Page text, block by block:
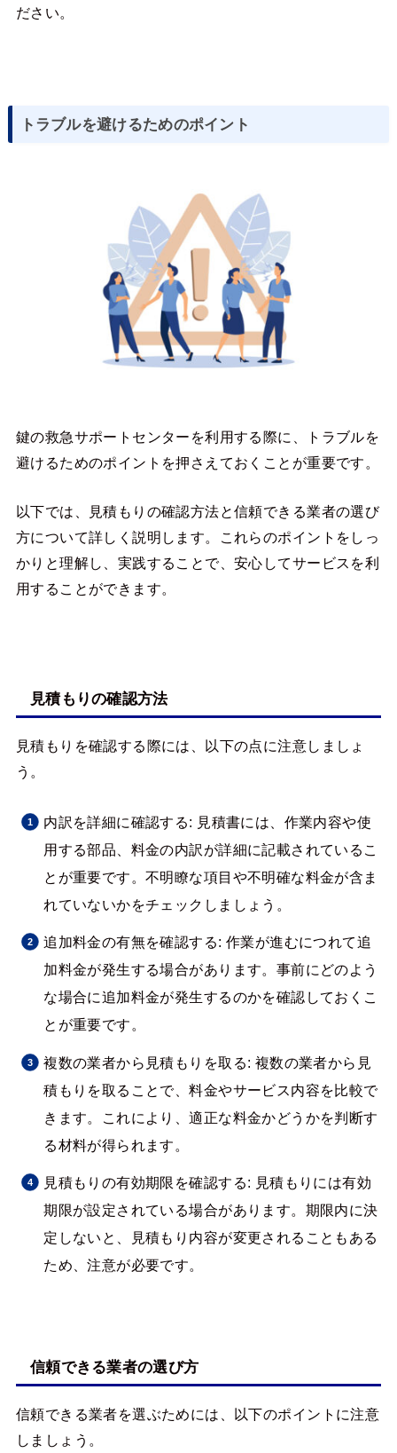
ださい。
トラブルを避けるためのポイント
鍵の救急サポートセンターを利用する際に、トラブルを
避けるためのポイントを押さえておくことが重要です。
以下では、見積もりの確認方法と信頼できる業者の選び
方について詳しく説明します。これらのポイントをしっ
かりと理解し、実践することで、安心してサービスを利
用することができます。
見積もりの確認方法
見積もりを確認する際には、以下の点に注意しましょ
う。
内訳を詳細に確認する: 見積書には、作業内容や使
用する部品、料金の内訳が詳細に記載されているこ
とが重要です。不明瞭な項目や不明確な料金が含ま
れていないかをチェックしましょう。
追加料金の有無を確認する: 作業が進むにつれて追
加料金が発生する場合があります。事前にどのよう
な場合に追加料金が発生するのかを確認しておくこ
とが重要です。
複数の業者から見積もりを取る: 複数の業者から見
積もりを取ることで、料金やサービス内容を比較で
きます。これにより、適正な料金かどうかを判断す
る材料が得られます。
見積もりの有効期限を確認する: 見積もりには有効
期限が設定されている場合があります。期限内に決
定しないと、見積もり内容が変更されることもある
ため、注意が必要です。
信頼できる業者の選び方
信頼できる業者を選ぶためには、以下のポイントに注意
しましょう。